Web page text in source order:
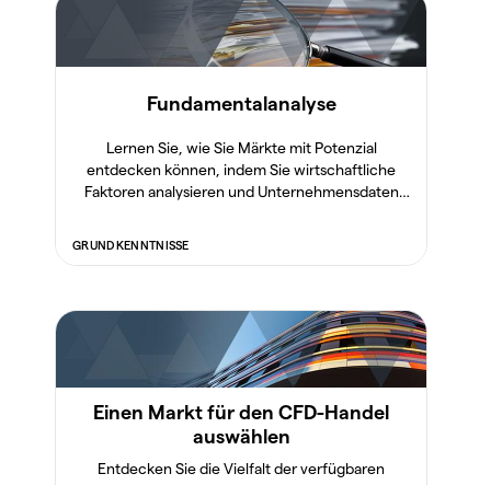
Fundamentalanalyse
Lernen Sie, wie Sie Märkte mit Potenzial
entdecken können, indem Sie wirtschaftliche
Faktoren analysieren und Unternehmensdaten
GRUNDKENNTNISSE
Einen Markt für den CFD-Handel
auswählen
Entdecken Sie die Vielfalt der verfügbaren